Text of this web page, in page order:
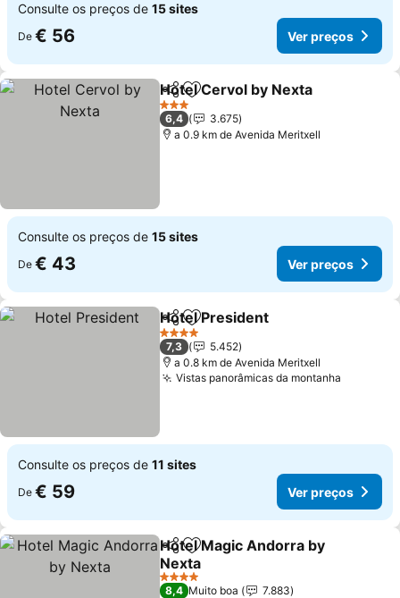
Consulte os preços de 15 sites
De € 56 Ver preços
PartilharAdicionar aos favoritos
Hotel Cervol by Nexta
3 Estrelas
6,4
3.675
a 0.9 km de Avenida Meritxell
Consulte os preços de 15 sites
De € 43 Ver preços
PartilharAdicionar aos favoritos
Hotel President
4 Estrelas
7,3
5.452
a 0.8 km de Avenida Meritxell
Vistas panorâmicas da montanha
Consulte os preços de 11 sites
De € 59 Ver preços
PartilharAdicionar aos favoritos
Hotel Magic Andorra by
Nexta
Ver preços
4 Estrelas
8,4 Muito boa
7.883